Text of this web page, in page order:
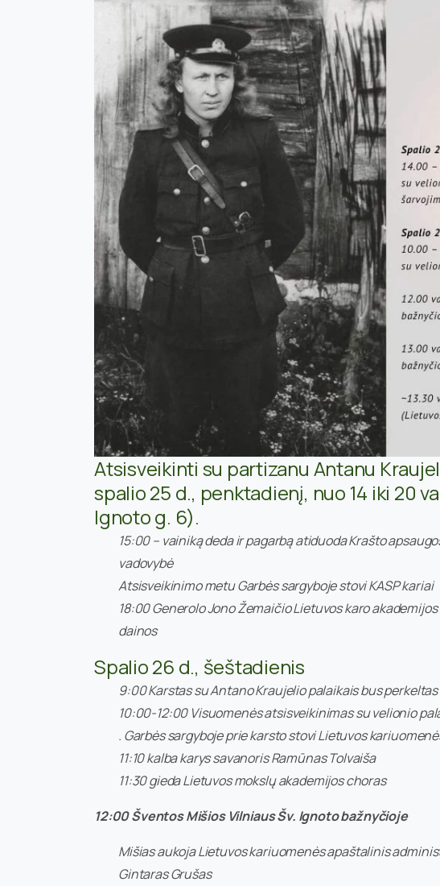
Atsisveikinti su partizanu Antanu
spalio 25 d., penktadienį, nuo 14 iki 20
Ignoto g. 6).
15:00 – vainiką deda ir pagarbą atiduoda Krašto
vadovybė
Atsisveikinimo metu Garbės sargyboje stovi KASP kariai
18:00 Generolo Jono Žemaičio Lietuvos karo
dainos
Spalio 26 d., šeštadienis
9:00 Karstas su Antano Kraujelio palaikais bus
10:00-12:00 Visuomenės atsisveikinimas su velionio
. Garbės sargyboje prie karsto stovi Lietuvos
11:10 kalba karys savanoris Ramūnas Tolvaiša
11:30 gieda Lietuvos mokslų akademijos choras
12:00 Šventos Mišios Vilniaus Šv. Ignoto bažnyčioje
Mišias aukoja Lietuvos kariuomenės apaštalinis
Gintaras Grušas